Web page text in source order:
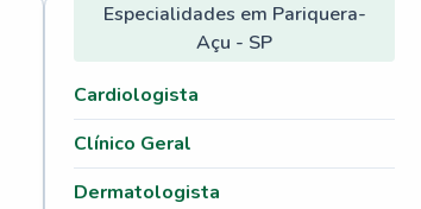
Especialidades em Pariquera-
Açu - SP
Cardiologista
Clínico Geral
Dermatologista